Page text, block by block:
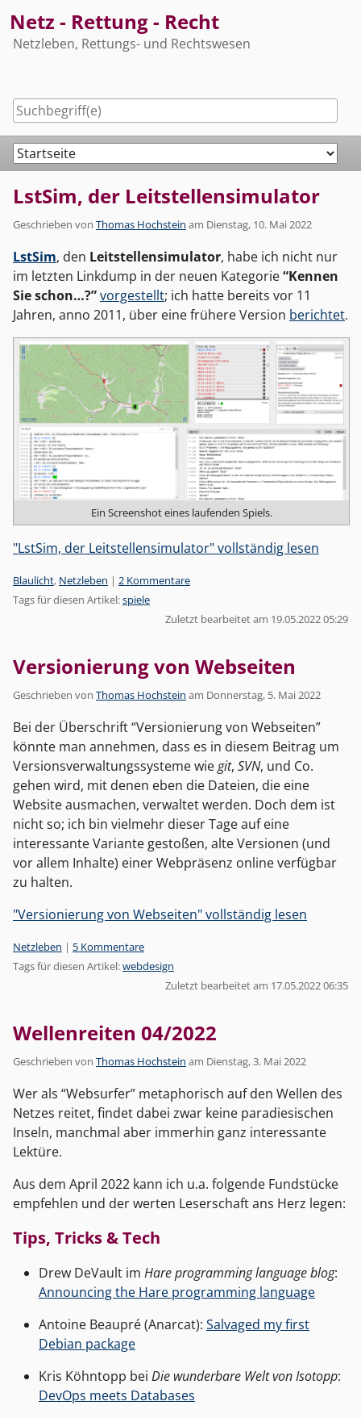
to
content
Netz - Rettung - Recht
Netzleben, Rettungs- und Rechtswesen
Navigation
LstSim, der Leitstellensimulator
Geschrieben von Thomas Hochstein am Dienstag, 10. Mai 2022
LstSim, den Leitstellensimulator, habe ich nicht nur
im letzten Linkdump in der neuen Kategorie“Kennen
Sie schon…?”vorgestellt; ich hatte bereits vor 11
Jahren, anno 2011, über eine frühere Version berichtet.
Ein Screenshot eines laufenden Spiels.
"LstSim, der Leitstellensimulator" vollständig lesen
Kategorien:
Blaulicht, Netzleben | 2 Kommentare
Tags für diesen Artikel:spiele
Zuletzt bearbeitet am 19.05.2022 05:29
Versionierung von Webseiten
Geschrieben von Thomas Hochstein am Donnerstag, 5. Mai 2022
Bei der Überschrift “Versionierung von Webseiten”
könnte man annehmen, dass es in diesem Beitrag um
Versionsverwaltungssysteme wiegit, SVN, und Co.
gehen wird, mit denen eben die Dateien, die eine
Website ausmachen, verwaltet werden. Doch dem ist
nicht so; ich bin vielmehr dieser Tage auf eine
interessante Variante gestoßen, alte Versionen (und
vor allem Inhalte) einer Webpräsenz online verfügbar
zu halten.
"Versionierung von Webseiten" vollständig lesen
Kategorien:
Netzleben | 5 Kommentare
Tags für diesen Artikel:webdesign
Zuletzt bearbeitet am 17.05.2022 06:35
Wellenreiten 04/2022
Geschrieben von Thomas Hochstein am Dienstag, 3. Mai 2022
Wer als “Websurfer” metaphorisch auf den Wellen des
Netzes reitet, findet dabei zwar keine paradiesischen
Inseln, manchmal aber immerhin ganz interessante
Lektüre.
Aus dem April 2022 kann ich u.a. folgende Fundstücke
empfehlen und der werten Leserschaft ans Herz legen:
Tips, Tricks & Tech
Drew DeVault im Hare programming language blog:
Announcing the Hare programming language
Antoine Beaupré (Anarcat): Salvaged my first
Debian package
Kris Köhntopp bei Die wunderbare Welt von Isotopp:
DevOps meets Databases